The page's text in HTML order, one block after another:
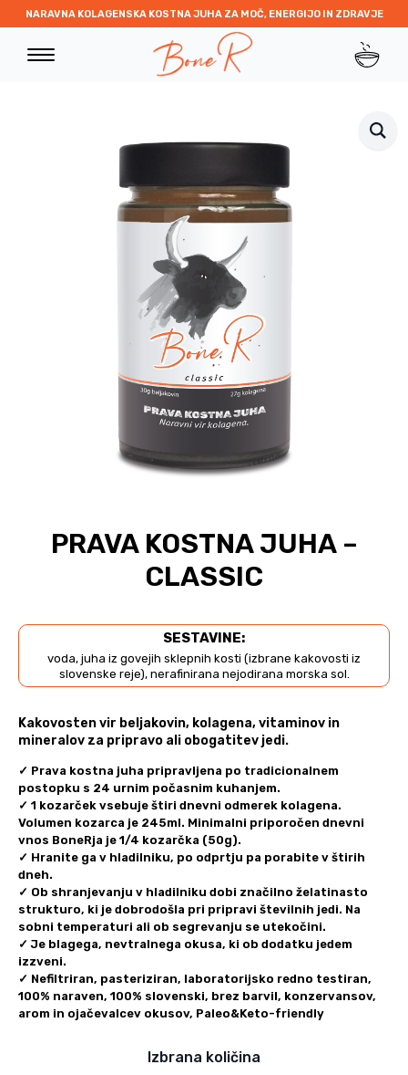
NARAVNA KOLAGENSKA KOSTNA JUHA ZA MOČ, ENERGIJO IN ZDRAVJE
PRAVA KOSTNA JUHA –
CLASSIC
SESTAVINE:
voda, juha iz govejih sklepnih kosti (izbrane kakovosti iz
slovenske reje), nerafinirana nejodirana morska sol.
Kakovosten vir beljakovin, kolagena, vitaminov in
mineralov za pripravo ali obogatitev jedi.
✓ Prava kostna juha pripravljena po tradicionalnem
postopku s 24 urnim počasnim kuhanjem.
✓ 1 kozarček vsebuje štiri dnevni odmerek kolagena.
Volumen kozarca je 245ml. Minimalni priporočen dnevni
vnos BoneRja je 1/4 kozarčka (50g).
✓ Hranite ga v hladilniku, po odprtju pa porabite v štirih
dneh.
✓ Ob shranjevanju v hladilniku dobi značilno želatinasto
strukturo, ki je dobrodošla pri pripravi številnih jedi. Na
sobni temperaturi ali ob segrevanju se utekočini.
✓ Je blagega, nevtralnega okusa, ki ob dodatku jedem
izzveni.
✓ Nefiltriran, pasteriziran, laboratorijsko redno testiran,
100% naraven, 100% slovenski, brez barvil, konzervansov,
arom in ojačevalcev okusov, Paleo&Keto-friendly
Izbrana količina